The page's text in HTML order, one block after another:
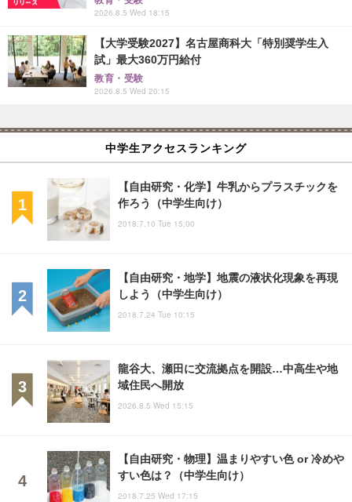
2026.8.5 Wed 18:15
【大学受験2027】名古屋商科大「特別奨学生入
試」最大360万円給付
教育・受験
2026.8.5 Wed 20:15
中学生アクセスランキング
【自由研究・化学】牛乳からプラスチックを
作ろう（中学生向け）
2018.7.10 Tue 15:00
【自由研究・地学】地震の液状化現象を再現
しよう（中学生向け）
2018.7.24 Tue 10:15
龍谷大、瀬田に交流拠点を開設…中高生や地
域住民へ開放
2026.8.5 Wed 15:15
【自由研究・物理】温まりやすい色 or 冷めや
すい色は？（中学生向け）
2018.7.25 Wed 17:15